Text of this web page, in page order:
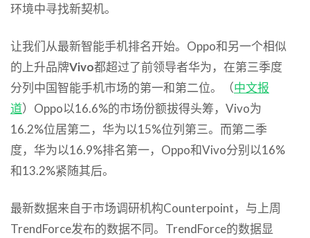
环境中寻找新契机。
让我们从最新智能手机排名开始。Oppo和另一个相似
的上升品牌Vivo都超过了前领导者华为，在第三季度
分列中国智能手机市场的第一和第二位。（中文报
道）Oppo以16.6%的市场份额拔得头筹，Vivo为
16.2%位居第二，华为以15%位列第三。而第二季
度，华为以16.9%排名第一，Oppo和Vivo分别以16%
和13.2%紧随其后。
最新数据来自于市场调研机构Counterpoint，与上周
TrendForce发布的数据不同。TrendForce的数据显